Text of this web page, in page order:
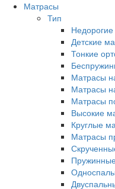
Матрасы
Тип
Детские
Тонкие
Матрасы
Матрасы
Матрасы
Высокие
Круглые
Матрасы